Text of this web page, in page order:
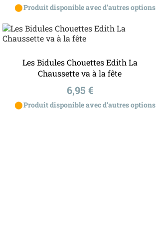
⬤Produit disponible avec d'autres options
Les Bidules Chouettes Edith La
Chaussette va à la fête
Prix
6,95 €
⬤Produit disponible avec d'autres options